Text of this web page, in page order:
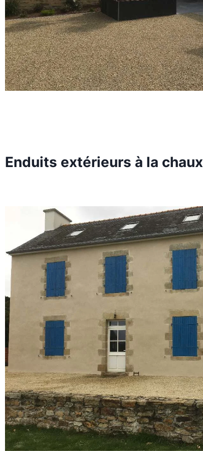
Enduits extérieurs à la chaux